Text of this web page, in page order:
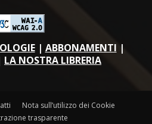
| ABBONAMENTI |
LA NOSTRA LIBRERIA
Nota sull’utilizzo dei Cookie
trasparente